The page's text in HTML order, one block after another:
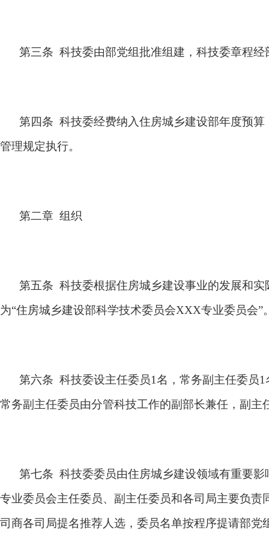
第三条 科技委由部党组批准组建，科技委章程
第四条 科技委经费纳入住房城乡建设部年度预
管理规定执行。
第二章 组织
第五条 科技委根据住房城乡建设事业的发展和
为“住房城乡建设部科学技术委员会XXX专业委员会”
第六条 科技委设主任委员1名，常务副主任委员
常务副主任委员由分管科技工作的副部长兼任，副
第七条 科技委委员由住房城乡建设领域有重要
专业委员会主任委员、副主任委员和各司局主要负
司商各司局提名推荐人选，委员名单按程序提请部